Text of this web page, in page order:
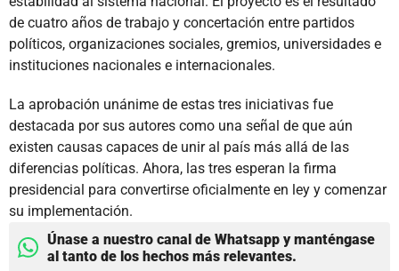
de cuatro años de trabajo y concertación entre partidos
políticos, organizaciones sociales, gremios, universidades e
instituciones nacionales e internacionales.
La aprobación unánime de estas tres iniciativas fue
destacada por sus autores como una señal de que aún
existen causas capaces de unir al país más allá de las
diferencias políticas. Ahora, las tres esperan la firma
presidencial para convertirse oficialmente en ley y comenzar
su implementación.
Únase a nuestro canal de Whatsapp y manténgase
al tanto de los hechos más relevantes.